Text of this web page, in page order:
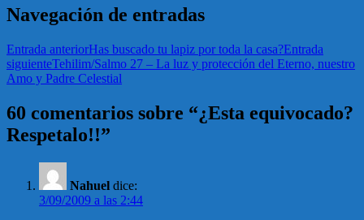
Navegación de entradas
Entrada anteriorHas buscado tu lapiz por toda la casa?Entrada
siguienteTehilim/Salmo 27 – La luz y protección del Eterno, nuestro
Amo y Padre Celestial
60 comentarios sobre “¿Esta equivocado?
Respetalo!!”
Nahuel dice:
3/09/2009 a las 2:44